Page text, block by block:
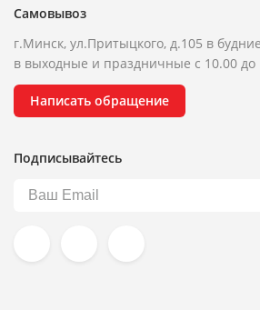
Самовывоз
г.Минск, ул.Притыцкого, д.105 в
в выходные и праздничные с 10.00 до
Написать обращение
Подписывайтесь